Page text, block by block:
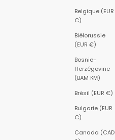
Belgique (EUR
€)
Biélorussie
(EUR €)
Bosnie-
Herzégovine
(BAM КМ)
Brésil (EUR €)
Bulgarie (EUR
€)
Canada (CAD